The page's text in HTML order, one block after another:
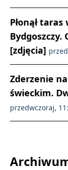
Płonął
[zdjęcia]
Zderzenie
świeckim.
przedwczoraj,